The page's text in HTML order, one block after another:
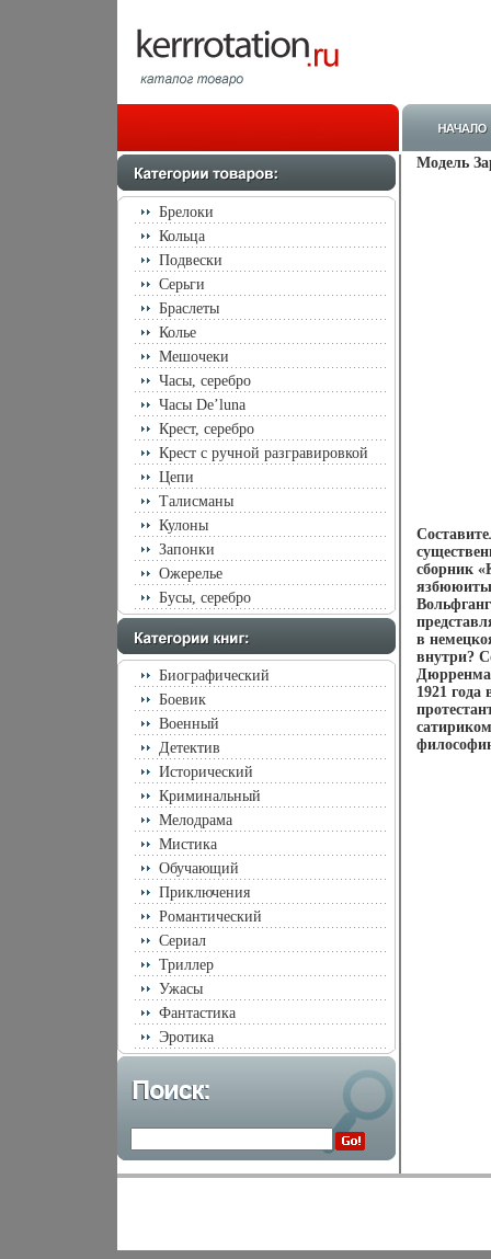
Брелоки
Кольца
Подвески
Серьги
Браслеты
Колье
Мешочеки
Часы, серебро
Часы De’luna
Крест, серебро
Крест с ручной разгравировкой
Цепи
Талисманы
Кулоны
Запонки
Ожерелье
Бусы, серебро
Биографический
Боевик
Военный
Детектив
Исторический
Криминальный
Мелодрама
Мистика
Обучающий
Приключения
Романтический
Сериал
Триллер
Ужасы
Фантастика
Эротика
Модель
сборник
в
внутри?
1921